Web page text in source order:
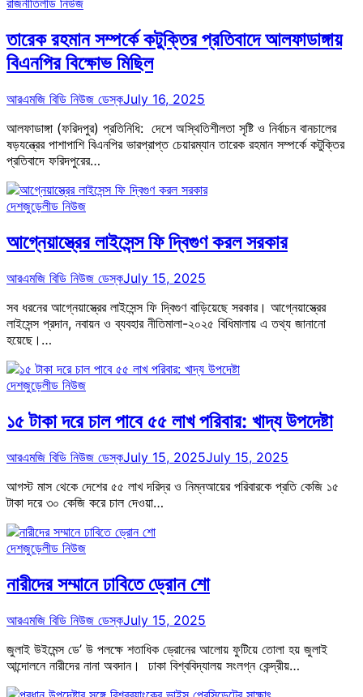
রাজনীতিলীড নিউজ
তারেক রহমান সম্পর্কে কটুক্তির প্রতিবাদে আলফাডাঙ্গায়
বিএনপির বিক্ষোভ মিছিল
আরএমজি বিডি নিউজ ডেস্কJuly 16, 2025
আলফাডাঙ্গা (ফরিদপুর) প্রতিনিধি: দেশে অস্থিতিশীলতা সৃষ্টি ও নির্বাচন বানচালের
ষড়যন্ত্রের পাশাপাশি বিএনপির ভারপ্রাপ্ত চেয়ারম্যান তারেক রহমান সম্পর্কে কটুক্তির
প্রতিবাদে ফরিদপুরের…
দেশজুড়েলীড নিউজ
আগ্নেয়াস্ত্রের লাইসেন্স ফি দ্বিগুণ করল সরকার
আরএমজি বিডি নিউজ ডেস্কJuly 15, 2025
সব ধরনের আগ্নেয়াস্ত্রের লাইসেন্স ফি দ্বিগুণ বাড়িয়েছে সরকার। আগ্নেয়াস্ত্রের
লাইসেন্স প্রদান, নবায়ন ও ব্যবহার নীতিমালা-২০২৫ বিধিমালায় এ তথ্য জানানো
হয়েছে।…
দেশজুড়েলীড নিউজ
১৫ টাকা দরে চাল পাবে ৫৫ লাখ পরিবার: খাদ্য উপদেষ্টা
আরএমজি বিডি নিউজ ডেস্কJuly 15, 2025July 15, 2025
আগস্ট মাস থেকে দেশের ৫৫ লাখ দরিদ্র ও নিম্নআয়ের পরিবারকে প্রতি কেজি ১৫
টাকা দরে ৩০ কেজি করে চাল দেওয়া…
দেশজুড়েলীড নিউজ
নারীদের সম্মানে ঢাবিতে ড্রোন শো
আরএমজি বিডি নিউজ ডেস্কJuly 15, 2025
জুলাই উইমেন্স ডে’ উ পলক্ষে শতাধিক ড্রোনের আলোয় ফুটিয়ে তোলা হয় জুলাই
আন্দোলনে নারীদের নানা অবদান। ঢাকা বিশ্ববিদ্যালয় সংলগ্ন কেন্দ্রীয়…